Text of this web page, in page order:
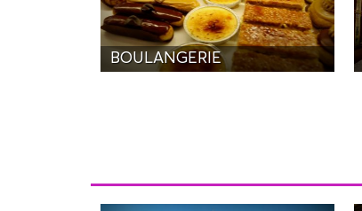
BOULANGERIE